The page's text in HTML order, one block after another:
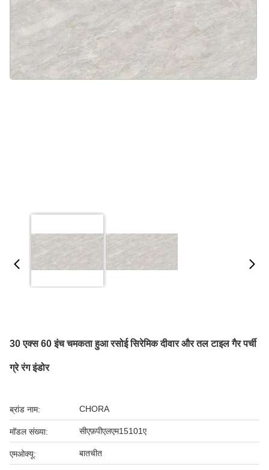
30 एक्स 60 इंच चमकता हुआ रसोई सिरेमिक दीवार और तल टाइल गैर पर्ची
ग्रे रंग इंडोर
ब्रांड नाम: CHORA
मॉडल संख्या: सीएफ़पीएलएम15101ए
एमओक्यू: बातचीत